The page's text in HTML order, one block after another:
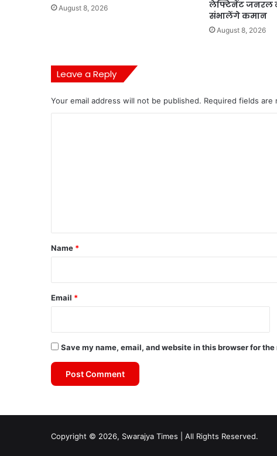
August 8, 2026
लेफ्टिनेंट जनरल
संभालेंगे कमान
August 8, 2026
Leave a Reply
Your email address will not be published. Required fields are
*
Name *
Email *
Save my name, email, and website in this browser for
Copyright © 2026, Swarajya Times | All Rights Reserved.